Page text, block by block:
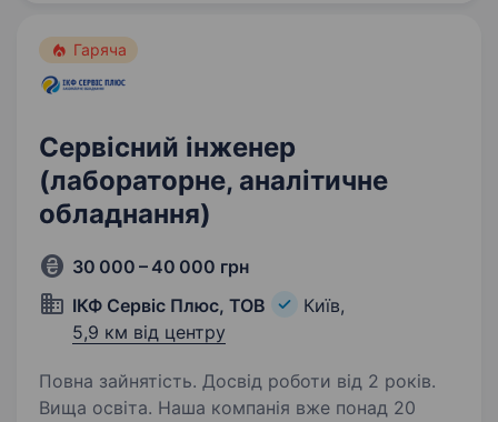
Гаряча
Сервісний інженер
(лабораторне, аналітичне
обладнання)
30 000 – 40 000 грн
ІКФ Сервіс Плюс, ТОВ
Київ,
5,9 км від центру
Повна зайнятість. Досвід роботи від 2 років.
Вища освіта. Наша компанія вже понад 20